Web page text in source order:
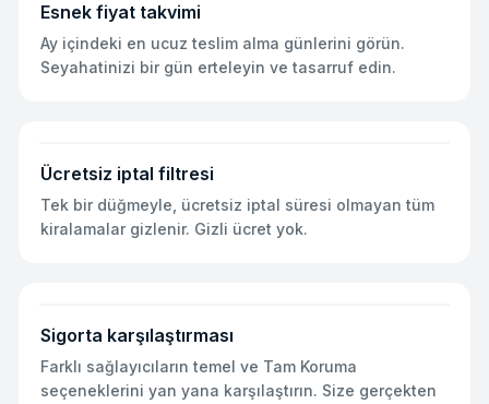
Esnek fiyat takvimi
Ay içindeki en ucuz teslim alma günlerini görün.
Seyahatinizi bir gün erteleyin ve tasarruf edin.
Ücretsiz iptal filtresi
Tek bir düğmeyle, ücretsiz iptal süresi olmayan tüm
kiralamalar gizlenir. Gizli ücret yok.
Sigorta karşılaştırması
Farklı sağlayıcıların temel ve Tam Koruma
seçeneklerini yan yana karşılaştırın. Size gerçekten